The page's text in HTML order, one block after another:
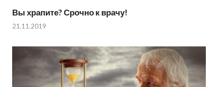
Вы храпите? Срочно к врачу!
21.11.2019